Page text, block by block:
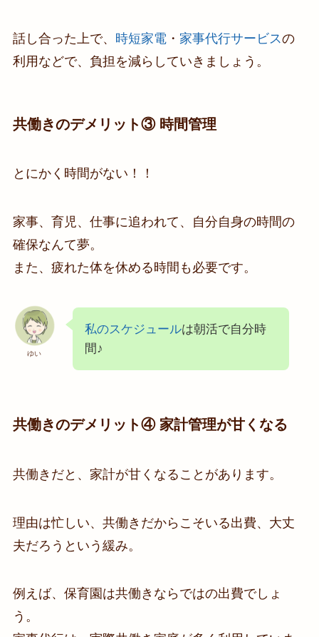
話し合った上で、 時短家電 ・ 家事代行サービスの
利用などで、負担を減らしていきましょう。
共働きのデメリット③ 時間管理
とにかく時間がない！！
家事、育児、仕事に追われて、自分自身の時間の
確保なんて夢。
また、疲れた体を休める時間も必要です。
ゆい
私のスケジュールは朝活で自分時
間♪
共働きのデメリット④ 家計管理が甘くなる
共働きだと、家計が甘くなることがあります。
理由は忙しい、共働きだからこそいる出費、大丈
夫だろうという緩み。
例えば、保育園は共働きならではの出費でしょ
う。